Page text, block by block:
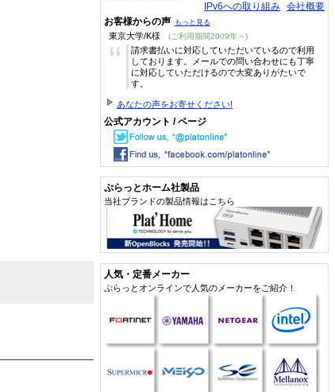
IPv6への取り組み 会社概要
お客様からの声 もっと見る
東京大学/K様 (ご利用期間2009年～)
“
請求書払いに対応していただいているので利用
しております。メールでの問い合わせにも丁寧
に対応していただけるので大変ありがたいで
す。
あなたの声をお寄せください!
公式アカウント / ページ
ぷらっとホーム社製品
当社ブランドの製品情報はこちら
人気・定番メーカー
ぷらっとオンラインで人気のメーカーをご紹介！